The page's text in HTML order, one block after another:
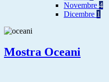
Novembre 4
Dicembre 1
Mostra Oceani